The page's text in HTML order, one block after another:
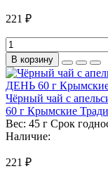
221 ₽
В корзину
Чёрный чай с
60 г Крымские
Вес: 45 г Срок
Наличие:
221 ₽